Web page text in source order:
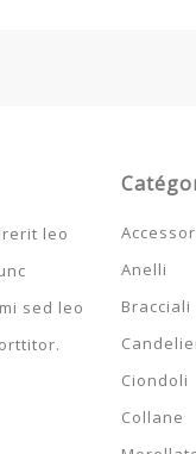
leo
sed leo
Anelli
Bracciali
Ciondoli
Collane